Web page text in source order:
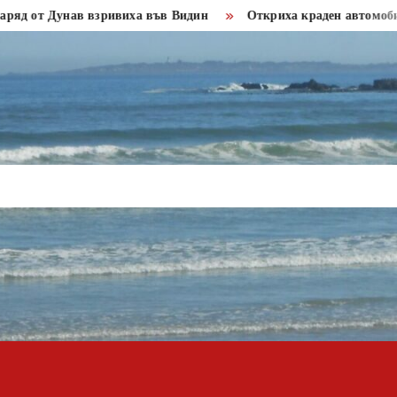
взривиха във Видин Откриха краден автомобил